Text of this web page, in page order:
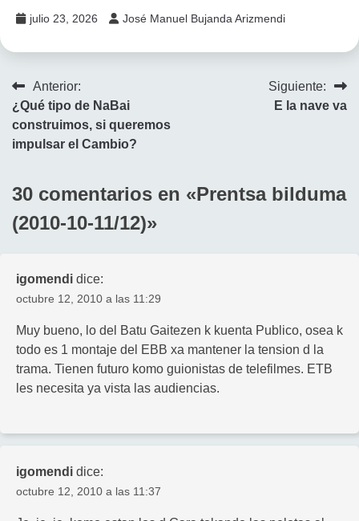
julio 23, 2026 José Manuel Bujanda Arizmendi
Navegación
de
entradas
Anterior:
¿Qué tipo de NaBai
construimos, si queremos
impulsar el Cambio?
Siguiente:
E la nave va
30 comentarios en «Prentsa bilduma
(2010-10-11/12)»
igomendi dice:
octubre 12, 2010 a las 11:29
Muy bueno, lo del Batu Gaitezen k kuenta Publico, osea k
todo es 1 montaje del EBB xa mantener la tension d la
trama. Tienen futuro komo guionistas de telefilmes. ETB
les necesita ya vista las audiencias.
igomendi dice:
octubre 12, 2010 a las 11:37